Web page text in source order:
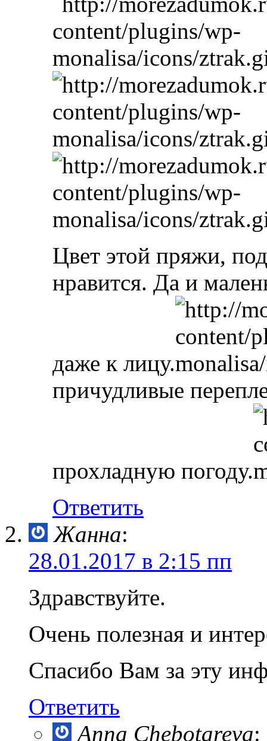
Цвет этой пряжи,
нравится. Да и
даже к лицу.
причудливые
прохладную погоду.
Ответить
Жанна:
28.01.2017 в 2:15 пп
Здравствуйте.
Очень полезная и
Спасибо Вам за эту
Ответить
Anna Chebotareva: